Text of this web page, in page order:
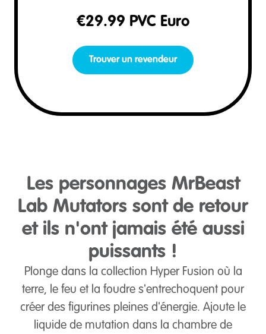
€29.99 PVC Euro
Trouver un revendeur
Les personnages MrBeast
Lab Mutators sont de retour
et ils n'ont jamais été aussi
puissants !
Plonge dans la collection Hyper Fusion où la
terre, le feu et la foudre s'entrechoquent pour
créer des figurines pleines d'énergie. Ajoute le
liquide de mutation dans la chambre de